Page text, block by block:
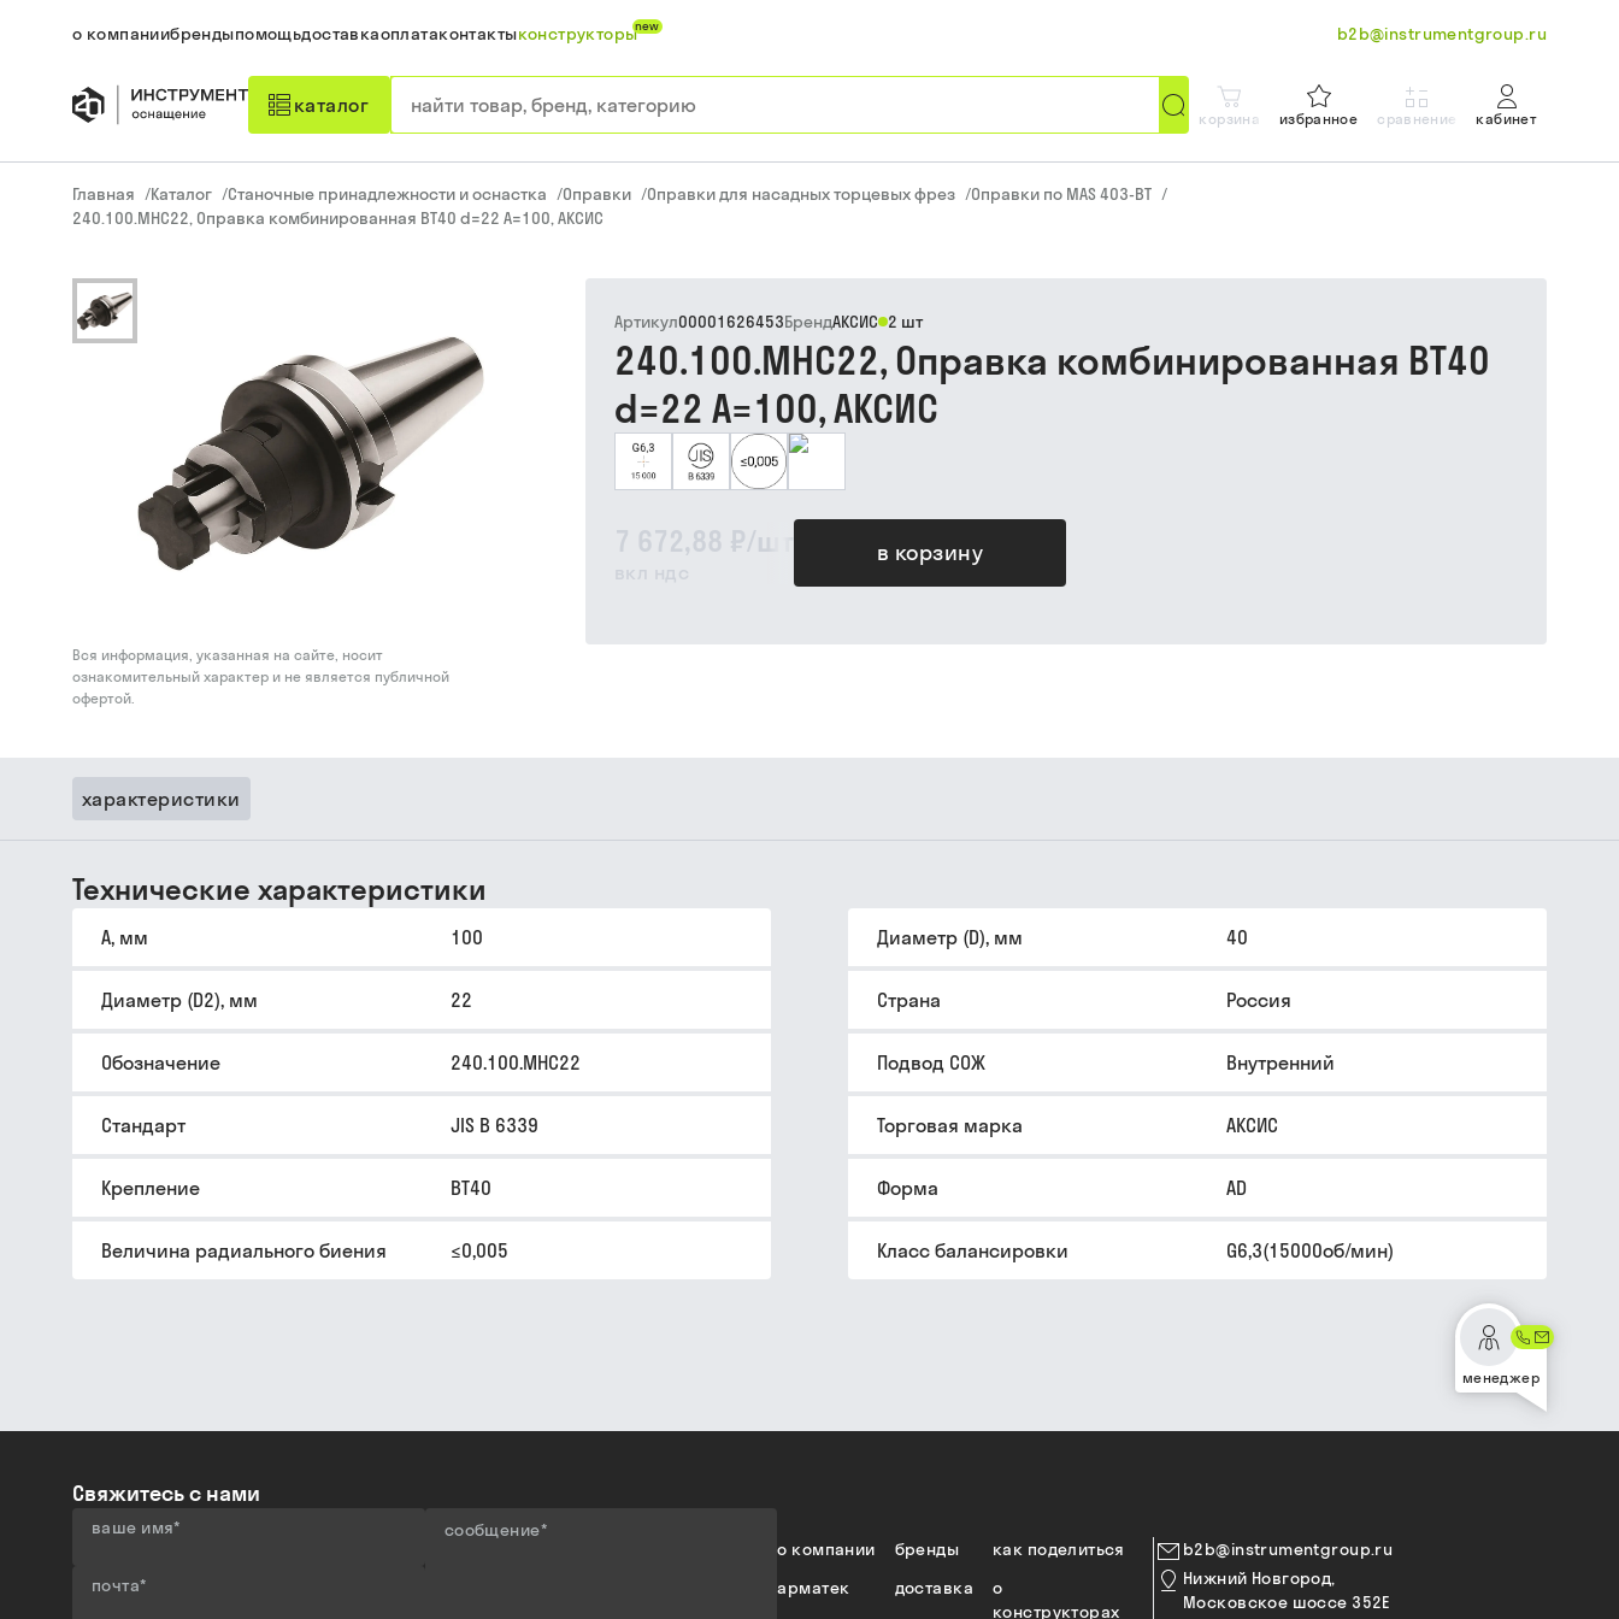
о компаниибрендыпомощьдоставкаоплатаконтактыконструкторыnew b2b@instrumentgroup.ru
каталог
корзина избранное сравнение кабинет
Главная /Каталог /Станочные принадлежности и оснастка /Оправки /Оправки для насадных торцевых фрез /Оправки по MAS 403-BT /
240.100.MHC22, Оправка комбинированная BT40 d=22 A=100, АКСИС
Вся информация, указанная на сайте, носит
ознакомительный характер и не является публичной
офертой.
7 672,88 ₽/шт
вкл ндс
в корзину
Артикул00001626453БрендАКСИС 2 шт
240.100.MHC22, Оправка комбинированная BT40
d=22 A=100, АКСИС
характеристики
Технические характеристики
A, мм 100 Диаметр (D), мм 40
Диаметр (D2), мм 22 Страна Россия
Обозначение 240.100.MHC22 Подвод СОЖ Внутренний
Стандарт JIS B 6339 Торговая марка АКСИС
Крепление BT40 Форма AD
Величина радиального биения ≤0,005 Класс балансировки G6,3(15000об/мин)
менеджер
Свяжитесь с нами
ваше имя*
почта*
сообщение*
как поделиться
бренды
о компании
о
конструкторах
доставка
арматек
b2b@instrumentgroup.ru
Нижний Новгород,
Московское шоссе 352Е